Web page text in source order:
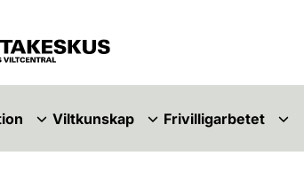
Viltkunskap Frivilligarbetet